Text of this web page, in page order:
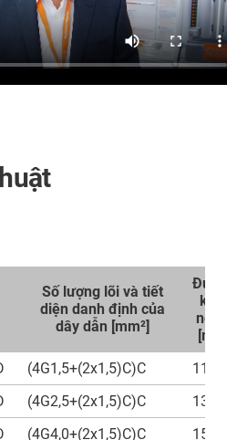
Số lượng lõi và tiết
diện danh định của
dây dẫn [mm²]
(4G1,5+(2x1,5)C)C
11,5
(4G2,5+(2x1,5)C)C
13
(4G4,0+(2x1,5)C)C
15